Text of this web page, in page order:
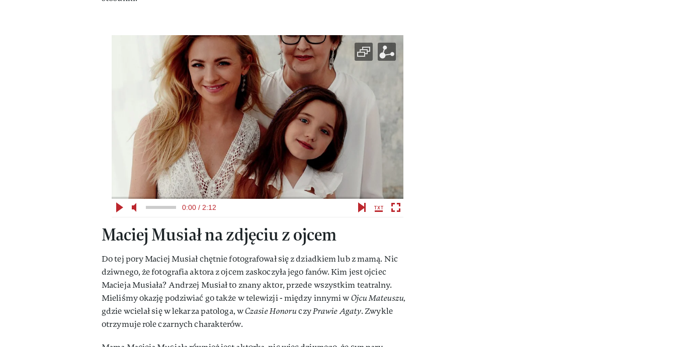
0:00 / 2:12
Maciej Musiał na zdjęciu z ojcem
Do tej pory Maciej Musiał chętnie fotografował się z dziadkiem lub z mamą. Nic
dziwnego, że fotografia aktora z ojcem zaskoczyła jego fanów. Kim jest ojciec
Macieja Musiała? Andrzej Musiał to znany aktor, przede wszystkim teatralny.
Mieliśmy okazję podziwiać go także w telewizji - między innymi wOjcu Mateuszu,
gdzie wcielał się w lekarza patologa, wCzasie HonoruczyPrawie Agaty. Zwykle
otrzymuje role czarnych charakterów.